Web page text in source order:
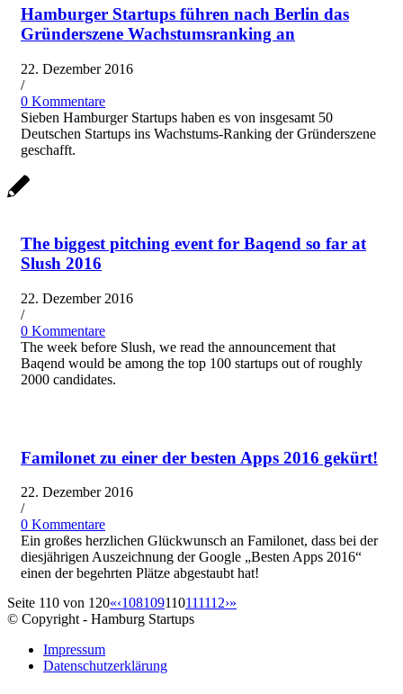
Hamburger Startups führen nach Berlin das
Gründerszene Wachstumsranking an
22. Dezember 2016
/
0 Kommentare
Sieben Hamburger Startups haben es von insgesamt 50
Deutschen Startups ins Wachstums-Ranking der Gründerszene
geschafft.
The biggest pitching event for Baqend so far at
Slush 2016
22. Dezember 2016
/
0 Kommentare
The week before Slush, we read the announcement that
Baqend would be among the top 100 startups out of roughly
2000 candidates.
Familonet zu einer der besten Apps 2016 gekürt!
22. Dezember 2016
/
0 Kommentare
Ein großes herzlichen Glückwunsch an Familonet, dass bei der
diesjährigen Auszeichnung der Google „Besten Apps 2016“
einen der begehrten Plätze abgestaubt hat!
Seite 110 von 120«‹108109110111112›»
© Copyright - Hamburg Startups
Impressum
Datenschutzerklärung